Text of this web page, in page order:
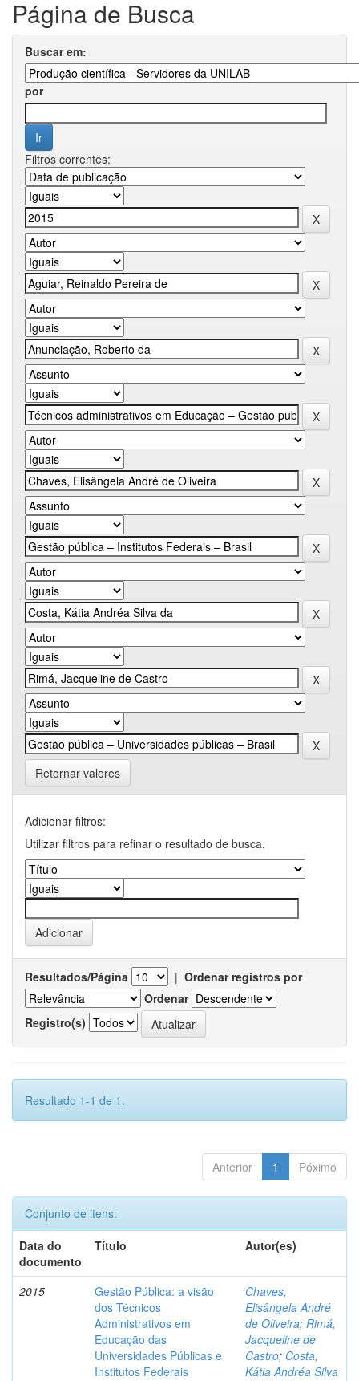
Página de Busca
Buscar em:
por
Filtros correntes:
Retornar valores
Adicionar filtros:
Utilizar filtros para refinar o resultado de busca.
Resultados/Página | Ordenar registros por
Ordenar
Registro(s)
Resultado 1-1 de 1.
Anterior 1 Póximo
Conjunto de itens:
Data do
documento
Título Autor(es)
2015
Gestão Pública: a visão
dos Técnicos
Administrativos em
Educação das
Universidades Públicas e
Institutos Federais
Chaves,
Elisângela André
de Oliveira; Rimá,
Jacqueline de
Castro; Costa,
Kátia Andréa Silva